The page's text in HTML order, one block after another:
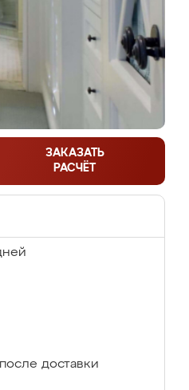
ЗАКАЗАТЬ
РАСЧЁТ
доставки